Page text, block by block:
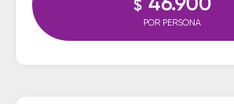
$ 46.900
POR PERSONA